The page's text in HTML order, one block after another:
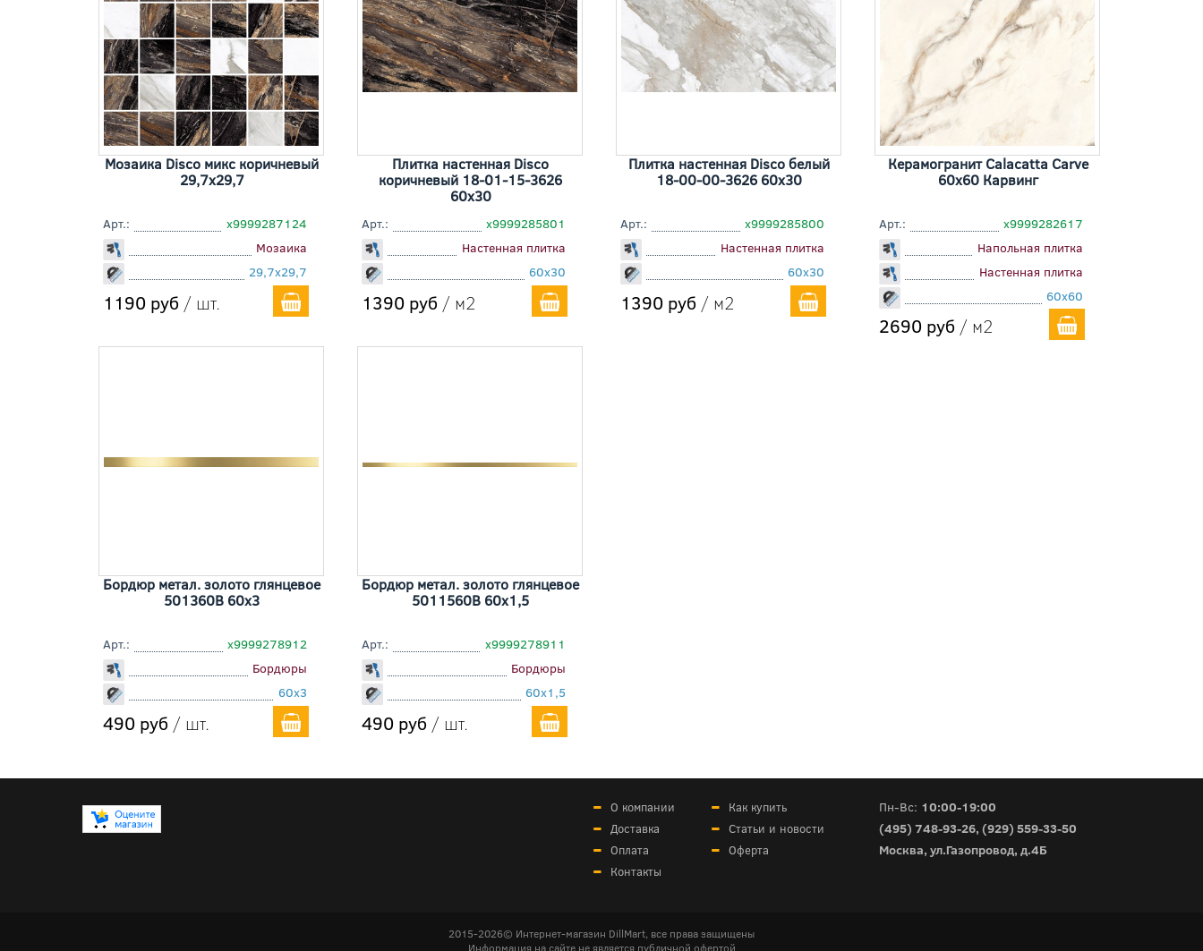
Мозаика Disco микс коричневый
29,7x29,7
Арт.:
х9999287124
Мозаика
29,7x29,7
1190 руб / шт.
Плитка настенная Disco
коричневый 18-01-15-3626
60x30
Арт.:
х9999285801
Настенная плитка
60x30
1390 руб / м2
Плитка настенная Disco белый
18-00-00-3626 60x30
Арт.:
х9999285800
Настенная плитка
60x30
1390 руб / м2
Керамогранит Calacatta Carve
60x60 Карвинг
Арт.:
х9999282617
Напольная плитка
Настенная плитка
60x60
2690 руб / м2
Бордюр метал. золото глянцевое
501360В 60x3
Арт.:
х9999278912
Бордюры
60x3
490 руб / шт.
Бордюр метал. золото глянцевое
5011560В 60x1,5
Арт.:
х9999278911
Бордюры
60x1,5
490 руб / шт.
О компании
Как купить
Доставка
Статьи и новости
Оплата
Оферта
Контакты
Пн-Вс: 10:00-19:00
(495) 748-93-26, (929) 559-33-50
Москва, ул.Газопровод, д.4Б
2015-2026© Интернет-магазин DillMart, все права защищены
Информация на сайте не является публичной офертой